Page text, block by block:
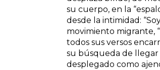
su cuerpo, en la
desde la intimidad:
movimiento migrante,
todos sus versos
su búsqueda de llegar
desplegado como